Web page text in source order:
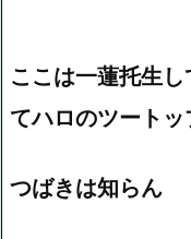
ここは一蓮托生
てハロのツートッ
つばきは知らん